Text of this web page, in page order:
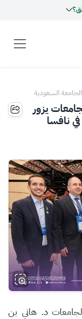
السعودية
يزور
نافسا
د. هاني بن